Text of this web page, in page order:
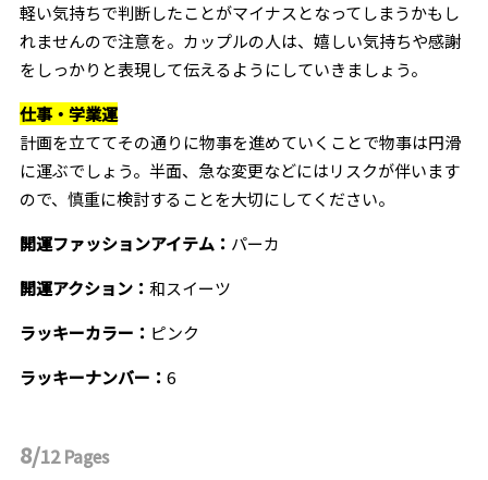
軽い気持ちで判断したことがマイナスとなってしまうかもし
れませんので注意を。カップルの人は、嬉しい気持ちや感謝
をしっかりと表現して伝えるようにしていきましょう。
仕事・学業運
計画を立ててその通りに物事を進めていくことで物事は円滑
に運ぶでしょう。半面、急な変更などにはリスクが伴います
ので、慎重に検討することを大切にしてください。
開運ファッションアイテム： パーカ
開運アクション： 和スイーツ
ラッキーカラー： ピンク
ラッキーナンバー： 6
8/12Pages